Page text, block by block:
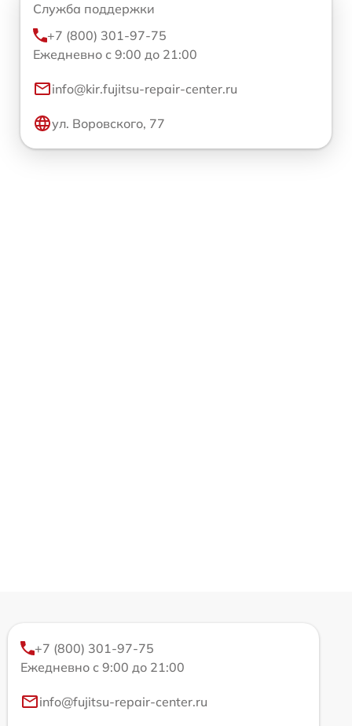
Служба поддержки
+7 (800) 301-97-75
Ежедневно с 9:00 до 21:00
info@kir.fujitsu-repair-center.ru
ул. Воровского, 77
+7 (800) 301-97-75
Ежедневно с 9:00 до 21:00
info@fujitsu-repair-center.ru